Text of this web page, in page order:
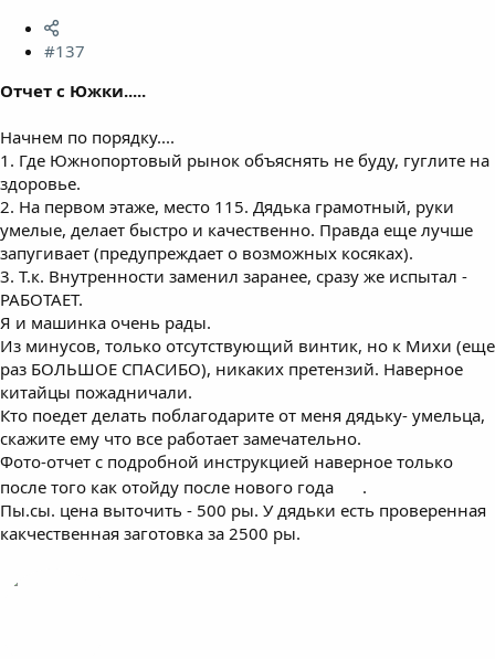
#137
Отчет с Южки.....
Начнем по порядку....
1. Где Южнопортовый рынок объяснять не буду, гуглите на
здоровье.
2. На первом этаже, место 115. Дядька грамотный, руки
умелые, делает быстро и качественно. Правда еще лучше
запугивает (предупреждает о возможных косяках).
3. Т.к. Внутренности заменил заранее, сразу же испытал -
РАБОТАЕТ.
Я и машинка очень рады.
Из минусов, только отсутствующий винтик, но к Михи (еще
раз БОЛЬШОЕ СПАСИБО), никаких претензий. Наверное
китайцы пожадничали.
Кто поедет делать поблагодарите от меня дядьку- умельца,
скажите ему что все работает замечательно.
Фото-отчет с подробной инструкцией наверное только
после того как отойду после нового года
.
Пы.сы. цена выточить - 500 ры. У дядьки есть проверенная
какчественная заготовка за 2500 ры.